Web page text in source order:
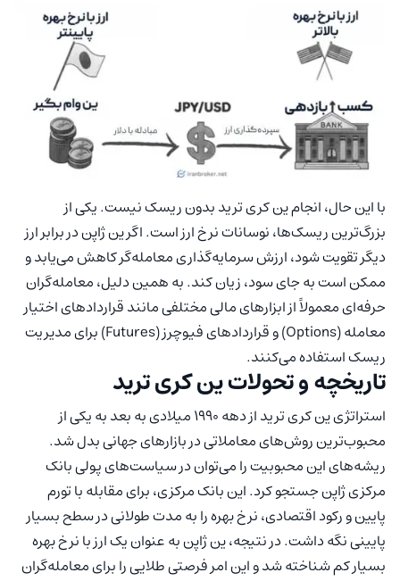
با این حال، انجام ین کری ترید بدون ریسک نیست. یکی از
بزرگ‌ترین ریسک‌ها، نوسانات نرخ ارز است. اگر ین ژاپن در برابر ارز
دیگر تقویت شود، ارزش سرمایه‌گذاری معامله‌گر کاهش می‌یابد و
ممکن است به جای سود، زیان کند. به همین دلیل، معامله‌گران
حرفه‌ای معمولاً از ابزارهای مالی مختلفی مانند قراردادهای اختیار
معامله (Options) و قراردادهای فیوچرز (Futures) برای مدیریت
ریسک استفاده می‌کنند.
تاریخچه و تحولات ین کری ترید
استراتژی ین کری ترید از دهه ۱۹۹۰ میلادی به بعد به یکی از
محبوب‌ترین روش‌های معاملاتی در بازارهای جهانی بدل شد.
ریشه‌های این محبوبیت را می‌توان در سیاست‌های پولی بانک
مرکزی ژاپن جستجو کرد. این بانک مرکزی، برای مقابله با تورم
پایین و رکود اقتصادی، نرخ بهره را به مدت طولانی در سطح بسیار
پایینی نگه داشت. در نتیجه، ین ژاپن به عنوان یک ارز با نرخ بهره
بسیار کم شناخته شد و این امر فرصتی طلایی را برای معامله‌گران